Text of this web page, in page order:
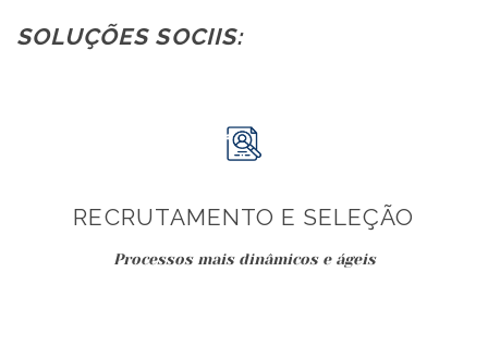
SOLUÇÕES SOCIIS:
RECRUTAMENTO E SELEÇÃO
Processos mais dinâmicos e ágeis